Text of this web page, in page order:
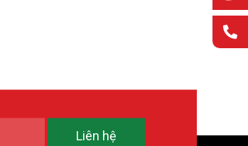
Liên hệ